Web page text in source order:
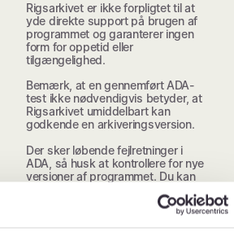
Rigsarkivet er ikke forpligtet til at
yde direkte support på brugen af
programmet og garanterer ingen
form for oppetid eller
tilgængelighed.
Bemærk, at en gennemført ADA-
test ikke nødvendigvis betyder, at
Rigsarkivet umiddelbart kan
godkende en arkiveringsversion.
Der sker løbende fejlretninger i
ADA, så husk at kontrollere for nye
versioner af programmet. Du kan
opdateringer, så du automatisk får